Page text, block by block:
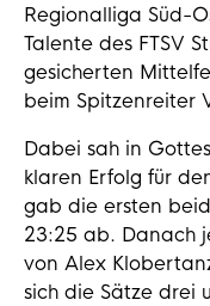
Regionalliga Süd-
Talente des FTSV
gesicherten
beim Spitzenreiter
Dabei sah in
klaren Erfolg für
gab die ersten
23:25 ab. Danach
von Alex
sich die Sätze drei